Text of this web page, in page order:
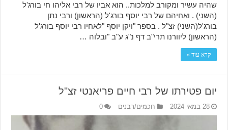
שהיה עשיר ומקורב למלכות.. הוא אביו של רבי אליהו חי בורג'ל
(השני) . ואחיהם של רבי יוסף בורג'ל (הראשון) ורבי נתן
בורג'ל(השני) זצ"ל . בספר "ויקן יוסף "לאחיו רבי יוסף בורג'ל
(הראשון) ליוורנו תרי"ב דף נ"ג ע"ב "ובלוה …
קרא עוד »
יום פטירתו של רבי חיים פריאנטי זצ"ל
28 במאי 2024 חכמים/רבנים 0